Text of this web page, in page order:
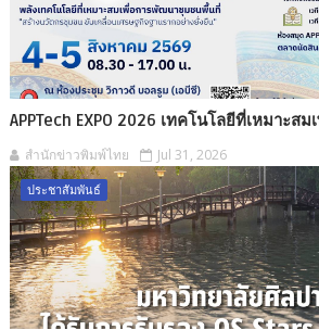
APPTech EXPO 2026 เทคโนโลยีที่เหมาะ
สำนักข่าวพิมพ์ไทย Jul 31, 2026
ประชาสัมพันธ์